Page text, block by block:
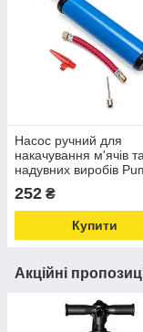
Насос ручний для
накачування м'ячів
надувних виробів
NE-P-18B синій
-online-multimarket-
252 ₴
Купити
Акційні